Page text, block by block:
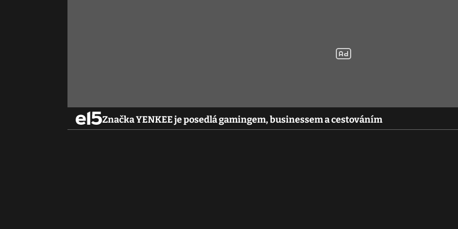
Značka YENKEE je posedlá gamingem, businessem a cestováním